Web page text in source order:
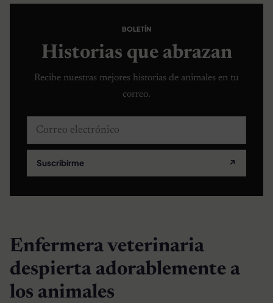
BOLETÍN
Historias que abrazan
Recibe nuestras mejores historias de animales en tu
correo.
Correo electrónico
Suscribirme ↗
Enfermera veterinaria
despierta adorablemente a
los animales